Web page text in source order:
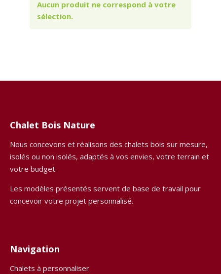
Aucun produit ne correspond à votre
sélection.
Chalet Bois Nature
Nous concevons et réalisons des chalets bois sur mesure,
isolés ou non isolés, adaptés à vos envies, votre terrain et
votre budget.
Les modèles présentés servent de base de travail pour
concevoir votre projet personnalisé.
Navigation
Chalets à personnaliser